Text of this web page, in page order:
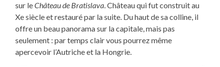
sur leChâteau de Bratislava. Château qui fut construit au
Xe siècle et restauré par la suite. Du haut de sa colline, il
offre un beau panorama sur la capitale, mais pas
seulement : par temps clair vous pourrez même
apercevoir l’Autriche et la Hongrie.